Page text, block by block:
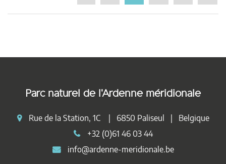
Parc naturel de l'Ardenne méridionale
Rue de la Station, 1C | 6850 Paliseul | Belgique
+32 (0)61 46 03 44
info@ardenne-meridionale.be